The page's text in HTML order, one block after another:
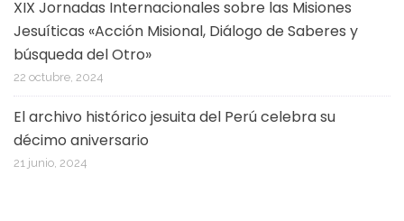
XIX Jornadas Internacionales sobre las Misiones
Jesuíticas «Acción Misional, Diálogo de Saberes y
búsqueda del Otro»
22 octubre, 2024
El archivo histórico jesuita del Perú celebra su
décimo aniversario
21 junio, 2024